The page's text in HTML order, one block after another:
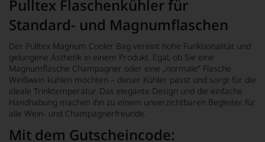
Pulltex Flaschenkühler für
Standard- und Magnumflaschen
Der Pulltex Magnum Cooler Bag vereint hohe Funktionalität und
gelungene Ästhetik in einem Produkt. Egal, ob Sie eine
Magnumflasche Champagner oder eine „normale“ Flasche
Weißwein kühlen möchten – dieser Kühler passt und sorgt für die
ideale Trinktemperatur. Das elegante Design und die einfache
Handhabung machen ihn zu einem unverzichtbaren Begleiter für
alle Wein- und Champagnerfreunde.
Mit dem Gutscheincode: